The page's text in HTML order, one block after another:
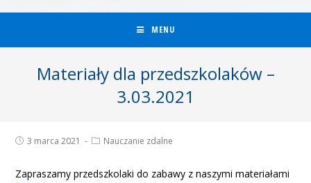
MENU
Materiały dla przedszkolaków –
3.03.2021
3 marca 2021 Nauczanie zdalne
Zapraszamy przedszkolaki do zabawy z naszymi materiałami